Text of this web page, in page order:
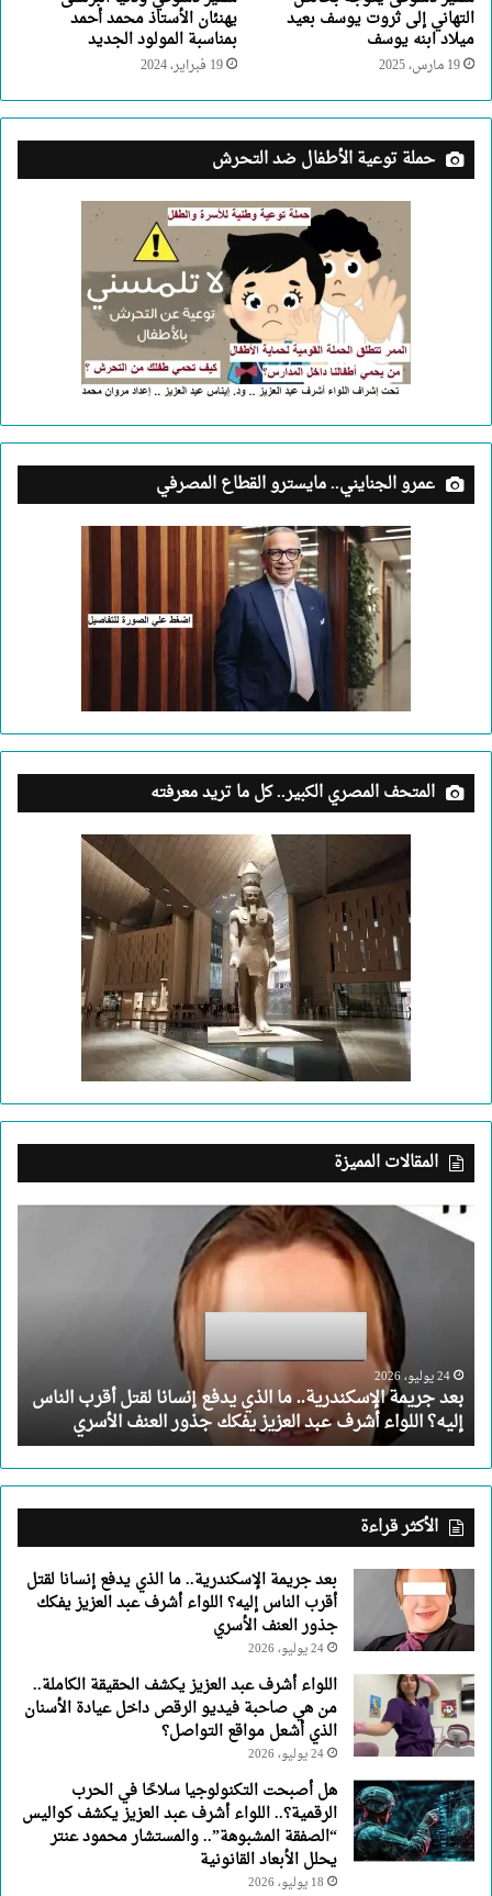
التهاني إلى ثروت يوسف بعيد
ميلاد ابنه يوسف
19 مارس، 2025
يهنئان الأستاذ محمد أحمد
بمناسبة المولود الجديد
19 فبراير، 2024
حملة توعية الأطفال ضد التحرش
عمرو الجنايني.. مايسترو القطاع المصرفي
المتحف المصري الكبير.. كل ما تريد معرفته
المقالات المميزة
بعد
جريمة
لقتل
أقرب
الناس
إليه؟
اللواء
أشرف
عبد
العزيز
جذور
العنف
الأسري
24 يوليو، 2026
بعد جريمة الإسكندرية.. ما الذي يدفع إنسانا لقتل أقرب الناس
إليه؟ اللواء أشرف عبد العزيز يفكك جذور العنف الأسري
الأكثر قراءة
بعد جريمة الإسكندرية.. ما الذي يدفع إنسانا لقتل
أقرب الناس إليه؟ اللواء أشرف عبد العزيز يفكك
جذور العنف الأسري
24 يوليو، 2026
اللواء أشرف عبد العزيز يكشف الحقيقة الكاملة..
من هي صاحبة فيديو الرقص داخل عيادة الأسنان
الذي أشعل مواقع التواصل؟
24 يوليو، 2026
هل أصبحت التكنولوجيا سلاحًا في الحرب
الرقمية؟.. اللواء أشرف عبد العزيز يكشف كواليس
“الصفقة المشبوهة”.. والمستشار محمود عنتر
يحلل الأبعاد القانونية
18 يوليو، 2026